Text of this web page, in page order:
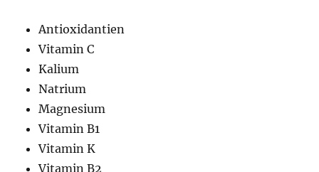
Antioxidantien
Vitamin C
Kalium
Natrium
Magnesium
Vitamin B1
Vitamin K
Vitamin B2